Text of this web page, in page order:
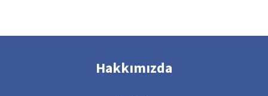
Hakkımızda